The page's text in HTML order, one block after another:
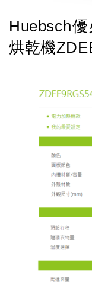
Huebsch
烘乾機